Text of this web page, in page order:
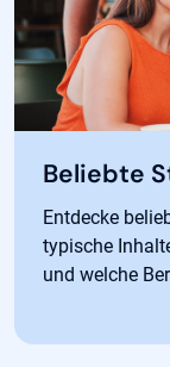
Beliebte
Entdecke
typische
und welche